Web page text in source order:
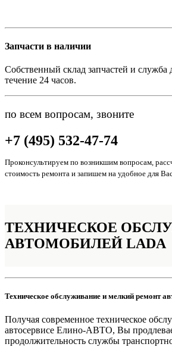
Запчасти в наличии
Собственный склад запчастей и служба
течение 24 часов.
по всем вопросам, звоните
+7 (495) 532-47-74
Проконсультируем по возникшим вопросам,
стоимость ремонта и запишем на удобное для
ТЕХНИЧЕСКОЕ
АВТОМОБИЛЕЙ LADA
Техническое обслуживание и мелкий ремонт
Получая современное техническое
автосервисе Елино-АВТО, Вы
продолжительность службы